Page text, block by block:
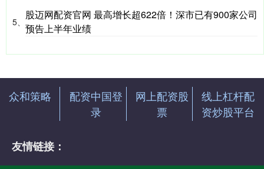
5、
股迈网配资官网 最高增长超622倍！深市已有900家公司
预告上半年业绩
众和策略
配资中国登
录
网上配资股
票
线上杠杆配
资炒股平台
友情链接：